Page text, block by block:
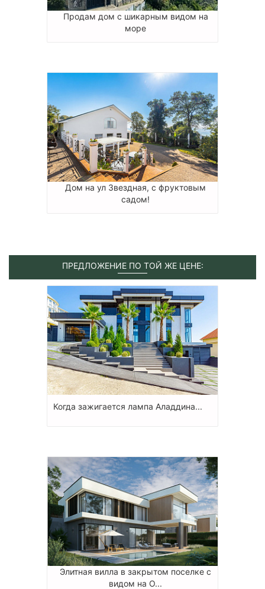
Продам дом с шикарным видом на
море
Дом на ул Звездная, с фруктовым
садом!
ПРЕДЛОЖЕНИЕ ПО ТОЙ ЖЕ ЦЕНЕ:
Когда зажигается лампа Аладдина...
Элитная вилла в закрытом поселке с
видом на О...